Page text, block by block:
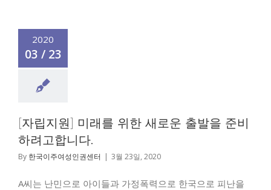
2020
03 / 23
[자립지원] 미래를 위한 새로운 출발을 준비
하려고합니다.
By 한국이주여성인권센터 | 3월 23일, 2020
A씨는 난민으로 아이들과 가정폭력으로 한국으로 피난을